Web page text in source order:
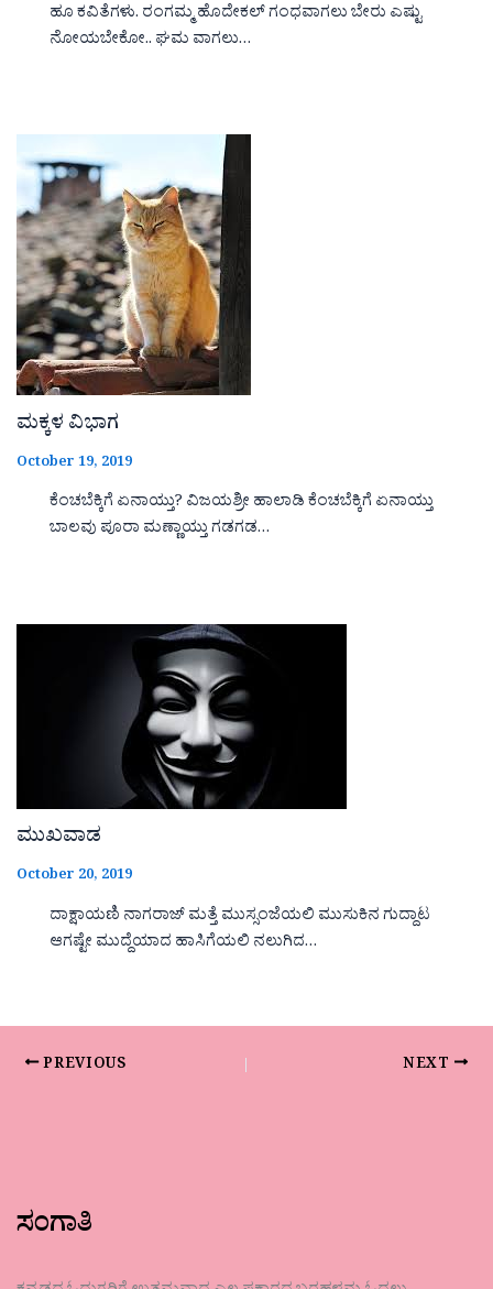
ಹೂ ಕವಿತೆಗಳು. ರಂಗಮ್ಮ ಹೊದೇಕಲ್ ಗಂಧವಾಗಲು ಬೇರು ಎಷ್ಟು
ನೋಯಬೇಕೋ.. ಘಮ ವಾಗಲು…
ಮಕ್ಕಳ ವಿಭಾಗ
October 19, 2019
ಕೆಂಚಬೆಕ್ಕಿಗೆ ಏನಾಯ್ತು? ವಿಜಯಶ್ರೀ ಹಾಲಾಡಿ ಕೆಂಚಬೆಕ್ಕಿಗೆ ಏನಾಯ್ತು
ಬಾಲವು ಪೂರಾ ಮಣ್ಣಾಯ್ತು ಗಡಗಡ…
ಮುಖವಾಡ
October 20, 2019
ದಾಕ್ಷಾಯಣಿ ನಾಗರಾಜ್ ಮತ್ತೆ ಮುಸ್ಸಂಜೆಯಲಿ ಮುಸುಕಿನ ಗುದ್ದಾಟ
ಆಗಷ್ಟೇ ಮುದ್ದೆಯಾದ ಹಾಸಿಗೆಯಲಿ ನಲುಗಿದ…
PREVIOUS NEXT
ಸಂಗಾತಿ